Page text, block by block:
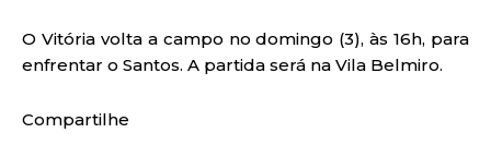
O Vitória volta a campo no domingo (3), às 16h, para
enfrentar o Santos. A partida será na Vila Belmiro.
Compartilhe